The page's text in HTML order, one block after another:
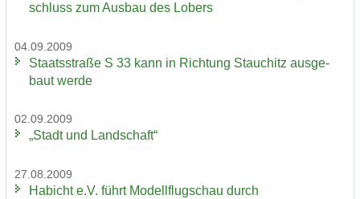
schluss zum Aus­bau des Lobers
04.09.2009
Staats­stra­ße S 33 kann in Rich­tung Stau­chitz aus­ge­
baut werde
02.09.2009
„Stadt und Land­schaft“
27.08.2009
Ha­bicht e.V. führt Mo­dell­flug­schau durch